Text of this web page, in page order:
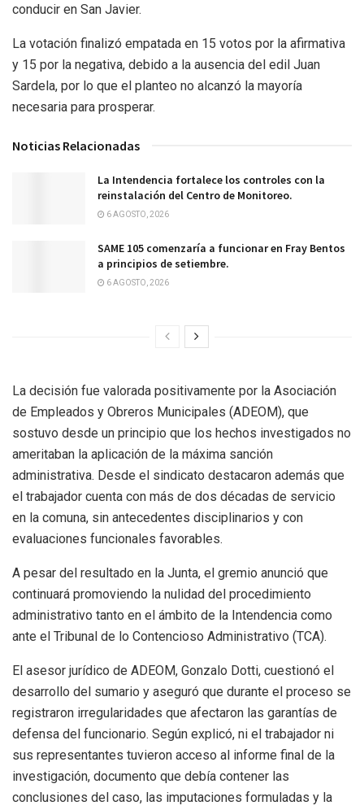
conducir en San Javier.
La votación finalizó empatada en 15 votos por la afirmativa
y 15 por la negativa, debido a la ausencia del edil Juan
Sardela, por lo que el planteo no alcanzó la mayoría
necesaria para prosperar.
Noticias Relacionadas
La Intendencia fortalece los controles con la
reinstalación del Centro de Monitoreo.
6 AGOSTO, 2026
SAME 105 comenzaría a funcionar en Fray Bentos
a principios de setiembre.
6 AGOSTO, 2026
La decisión fue valorada positivamente por la Asociación
de Empleados y Obreros Municipales (ADEOM), que
sostuvo desde un principio que los hechos investigados no
ameritaban la aplicación de la máxima sanción
administrativa. Desde el sindicato destacaron además que
el trabajador cuenta con más de dos décadas de servicio
en la comuna, sin antecedentes disciplinarios y con
evaluaciones funcionales favorables.
A pesar del resultado en la Junta, el gremio anunció que
continuará promoviendo la nulidad del procedimiento
administrativo tanto en el ámbito de la Intendencia como
ante el Tribunal de lo Contencioso Administrativo (TCA).
El asesor jurídico de ADEOM, Gonzalo Dotti, cuestionó el
desarrollo del sumario y aseguró que durante el proceso se
registraron irregularidades que afectaron las garantías de
defensa del funcionario. Según explicó, ni el trabajador ni
sus representantes tuvieron acceso al informe final de la
investigación, documento que debía contener las
conclusiones del caso, las imputaciones formuladas y la